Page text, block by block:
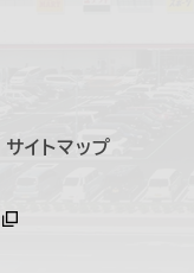
サイトマップ